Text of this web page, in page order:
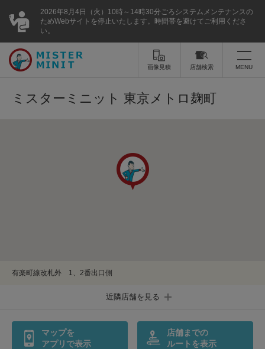
2026年8月4日（火）10時～14時30分ごろシステムメンテナンスの
ためWebサイトを停止いたします。時間帯を避けてご利用くださ
い。
画像見積 店舗検索 MENU
トップ
靴修理
店舗を探す
ミスターミニット 東京メトロ麹町
有楽町線改札外 1、2番出口側
近隣店舗を見る
マップを
アプリで表示
店舗までの
ルートを表示